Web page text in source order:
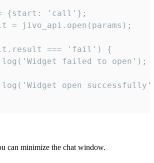
= {start: 'call'};
= jivo_api.open(params);
=== 'fail') {
failed to open');
open
can minimize the chat window.